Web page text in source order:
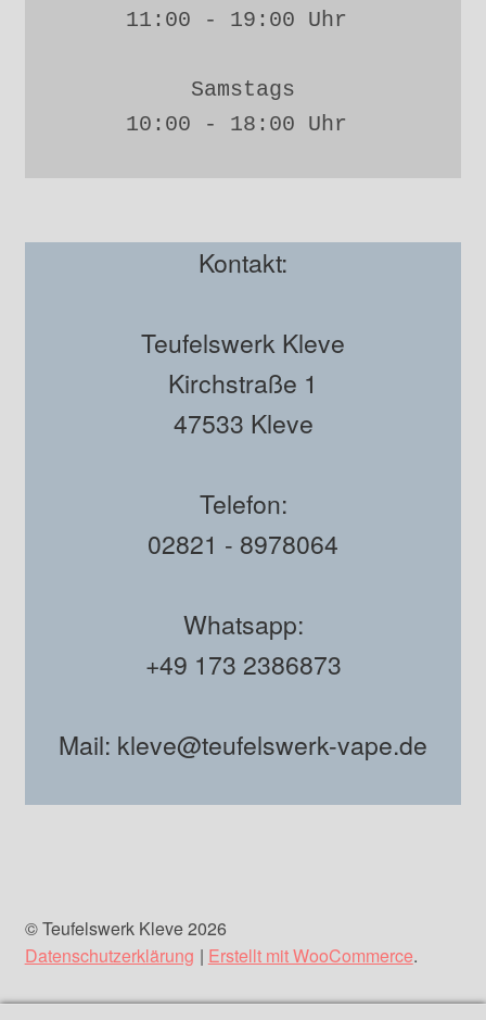
11:00 - 19:00 Uhr
Samstags
10:00 - 18:00 Uhr
Kontakt:
Teufelswerk Kleve
Kirchstraße 1
47533 Kleve
Telefon:
02821 - 8978064
Whatsapp:
+49 173 2386873
Mail: kleve@teufelswerk-vape.de
© Teufelswerk Kleve 2026
Datenschutzerklärung
Erstellt mit WooCommerce.